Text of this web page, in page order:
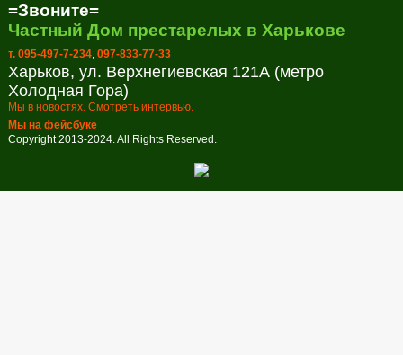
=Звоните=
Частный Дом престарелых в Харькове
т. 095-497-7-234, 097-833-77-33
Харьков, ул. Верхнегиевская 121А (метро
Холодная Гора)
Мы в новостях. Смотреть интервью.
Мы на фейсбуке
Copyright 2013-2024. All Rights Reserved.